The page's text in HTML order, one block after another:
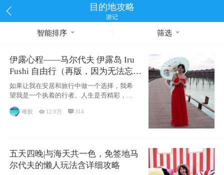
目的地攻略
游记
智能排序 筛选
伊露心程——马尔代夫 伊露岛 Iru
Fushi 自由行（再版，因为无法忘却
的留恋）
如果让我在安居和旅行中做一个选择，我希
望我是一个执着的行者。人生是否精彩，都
源于自己
唯歆  12.0万  314
五天四晚|与海天共一色，免签地马
尔代夫的懒人玩法含详细攻略